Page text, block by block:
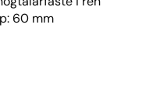
60 mm